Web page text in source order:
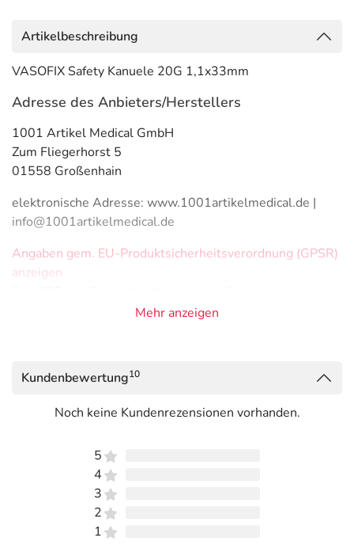
Artikelbeschreibung
VASOFIX Safety Kanuele 20G 1,1x33mm
Adresse des Anbieters/Herstellers
1001 Artikel Medical GmbH
Zum Fliegerhorst 5
01558 Großenhain
elektronische Adresse: www.1001artikelmedical.de |
info@1001artikelmedical.de
Angaben gem. EU-Produktsicherheitsverordnung (GPSR)
anzeigen
Mehr anzeigen
Kundenbewertung10
Noch keine Kundenrezensionen vorhanden.
5
4
3
2
1